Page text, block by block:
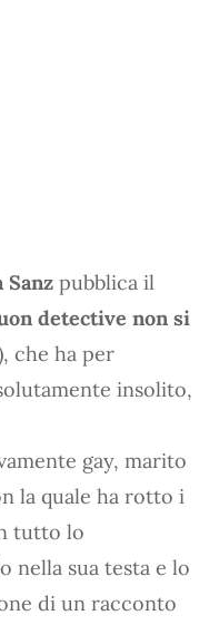
Sanz pubblica il
detective non si
che ha per
insolito,
gay, marito
la quale ha rotto i
tutto lo
nella sua testa e lo
di un racconto